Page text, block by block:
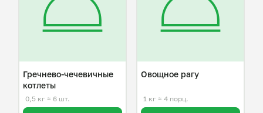
Гречнево-чечевичные
котлеты
0,5 кг ≈ 6 шт.
Овощное рагу
1 кг ≈ 4 порц.